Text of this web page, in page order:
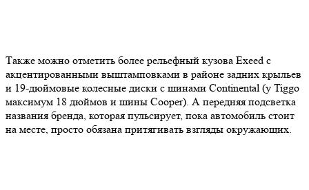
Также можно отметить более рельефный кузова Exeed с
акцентированными выштамповками в районе задних крыльев
и 19-дюймовые колесные диски с шинами Continental (у Tiggo
максимум 18 дюймов и шины Cooper). А передняя подсветка
названия бренда, которая пульсирует, пока автомобиль стоит
на месте, просто обязана притягивать взгляды окружающих.